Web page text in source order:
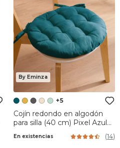
By Eminza
+5
Cojín redondo en algodón
para silla (40 cm) Pixel Azul
En existencias (14)